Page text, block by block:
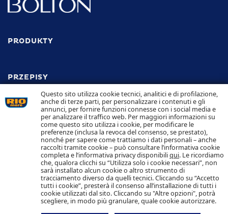
Questo sito utilizza cookie tecnici, analitici e di profilazione,
anche di terze parti, per personalizzare i contenuti e gli
annunci, per fornire funzioni connesse con i social media e
per analizzare il traffico web. Per maggiori informazioni su
come questo sito utilizza i cookie, per modificare le
preferenze (inclusa la revoca del consenso, se prestato),
nonché per sapere come trattiamo i dati personali – anche
raccolti tramite cookie – può consultare l’informativa cookie
completa e l’informativa privacy disponibiliqui. Le ricordiamo
che, qualora clicchi su “Utilizza solo i cookie necessari”, non
sarà installato alcun cookie o altro strumento di
tracciamento diverso da quelli tecnici. Cliccando su “Accetto
tutti i cookie”, presterà il consenso all’installazione di tutti i
cookie utilizzati dal sito. Cliccando su "Altre opzioni", potrà
scegliere, in modo più granulare, quale cookie autorizzare.
PRODUKTY
PRZEPISY
ODPOWIEDZIALNOŚĆ
TRACEABILITY
KONTAKT
POLITYKA COOKIES I PRYWATNOŚCI
Follow us